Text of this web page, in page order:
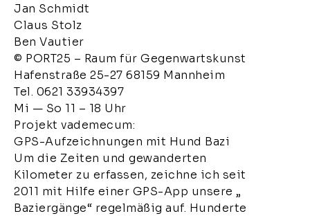
Jan Schmidt
Claus Stolz
Ben Vautier
© PORT25 – Raum für Gegenwartskunst
Hafenstraße 25-27 68159 Mannheim
Tel. 0621 33934397
Mi — So 11 – 18 Uhr
Projekt vademecum:
GPS-Aufzeichnungen mit Hund Bazi
Um die Zeiten und gewanderten
Kilometer zu erfassen, zeichne ich seit
2011 mit Hilfe einer GPS-App unsere „
Baziergänge“ regelmäßig auf. Hunderte